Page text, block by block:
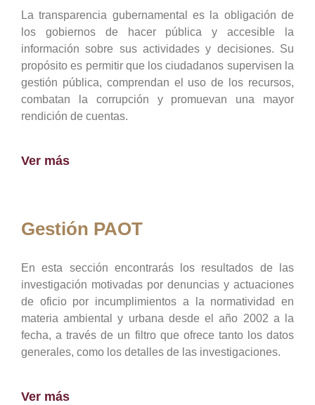
La transparencia gubernamental es la obligación de
los gobiernos de hacer pública y accesible la
información sobre sus actividades y decisiones. Su
propósito es permitir que los ciudadanos supervisen la
gestión pública, comprendan el uso de los recursos,
combatan la corrupción y promuevan una mayor
rendición de cuentas.
Ver más
Gestión PAOT
En esta sección encontrarás los resultados de las
investigación motivadas por denuncias y actuaciones
de oficio por incumplimientos a la normatividad en
materia ambiental y urbana desde el año 2002 a la
fecha, a través de un filtro que ofrece tanto los datos
generales, como los detalles de las investigaciones.
Ver más